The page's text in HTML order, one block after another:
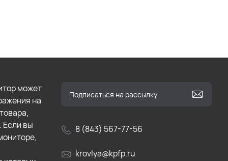
8 (843) 567-77-56
krovlya@kpfp.ru
может
на
Если вы